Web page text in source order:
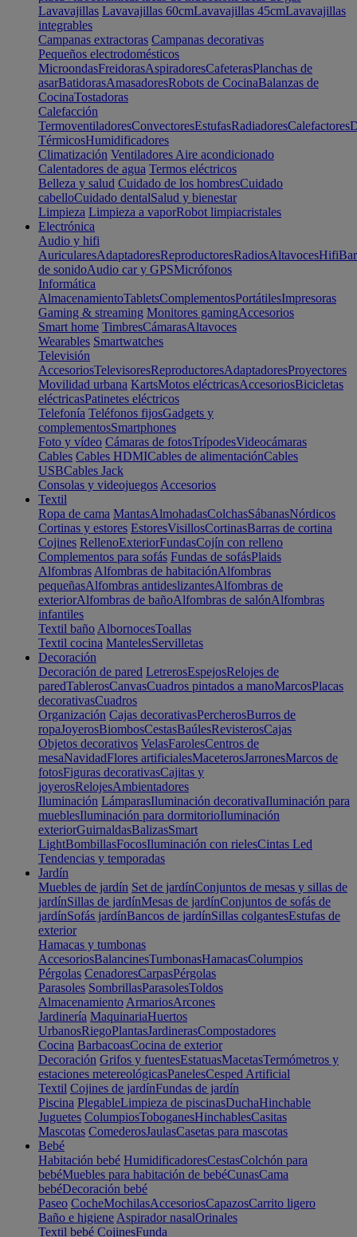
Lavavajillas Lavavajillas 60cmLavavajillas 45cmLavavajillas
integrables
Campanas extractoras Campanas decorativas
Pequeños electrodomésticos
MicroondasFreidorasAspiradoresCafeterasPlanchas de
asarBatidorasAmasadoresRobots de CocinaBalanzas de
CocinaTostadoras
Calefacción
TermoventiladoresConvectoresEstufasRadiadoresCalefactores
TérmicosHumidificadores
Climatización Ventiladores Aire acondicionado
Calentadores de agua Termos eléctricos
Belleza y salud Cuidado de los hombresCuidado
cabelloCuidado dentalSalud y bienestar
Limpieza Limpieza a vaporRobot limpiacristales
Electrónica
Audio y hifi
AuricularesAdaptadoresReproductoresRadiosAltavocesHifi
de sonidoAudio car y GPSMicrófonos
Informática
AlmacenamientoTabletsComplementosPortátilesImpresoras
Gaming & streaming Monitores gamingAccesorios
Smart home TimbresCámarasAltavoces
Wearables Smartwatches
Televisión
AccesoriosTelevisoresReproductoresAdaptadoresProyectores
Movilidad urbana KartsMotos eléctricasAccesoriosBicicletas
eléctricasPatinetes eléctricos
Telefonía Teléfonos fijosGadgets y
complementosSmartphones
Foto y vídeo Cámaras de fotosTrípodesVideocámaras
Cables Cables HDMICables de alimentaciónCables
USBCables Jack
Consolas y videojuegos Accesorios
Textil
Ropa de cama MantasAlmohadasColchasSábanasNórdicos
Cortinas y estores EstoresVisillosCortinasBarras de cortina
Cojines RellenoExteriorFundasCojín con relleno
Complementos para sofás Fundas de sofásPlaids
Alfombras Alfombras de habitaciónAlfombras
pequeñasAlfombras antideslizantesAlfombras de
exteriorAlfombras de bañoAlfombras de salónAlfombras
infantiles
Textil baño AlbornocesToallas
Textil cocina MantelesServilletas
Decoración
Decoración de pared LetrerosEspejosRelojes de
paredTablerosCanvasCuadros pintados a manoMarcosPlacas
decorativasCuadros
Organización Cajas decorativasPercherosBurros de
ropaJoyerosBiombosCestasBaúlesRevisterosCajas
Objetos decorativos VelasFarolesCentros de
mesaNavidadFlores artificialesMaceterosJarronesMarcos de
fotosFiguras decorativasCajitas y
joyerosRelojesAmbientadores
Iluminación LámparasIluminación decorativaIluminación para
mueblesIluminación para dormitorioIluminación
exteriorGuirnaldasBalizasSmart
LightBombillasFocosIluminación con rielesCintas Led
Tendencias y temporadas
Jardín
Muebles de jardín Set de jardínConjuntos de mesas y sillas de
jardínSillas de jardínMesas de jardínConjuntos de sofás de
jardínSofás jardínBancos de jardínSillas colgantesEstufas de
exterior
Hamacas y tumbonas
AccesoriosBalancinesTumbonasHamacasColumpios
Pérgolas CenadoresCarpasPérgolas
Parasoles SombrillasParasolesToldos
Almacenamiento ArmariosArcones
Jardinería MaquinariaHuertos
UrbanosRiegoPlantasJardinerasCompostadores
Cocina BarbacoasCocina de exterior
Decoración Grifos y fuentesEstatuasMacetasTermómetros y
estaciones metereológicasPanelesCesped Artificial
Textil Cojines de jardínFundas de jardín
Piscina PlegableLimpieza de piscinasDuchaHinchable
Juguetes ColumpiosToboganesHinchablesCasitas
Mascotas ComederosJaulasCasetas para mascotas
Bebé
Habitación bebé HumidificadoresCestasColchón para
bebéMuebles para habitación de bebéCunasCama
bebéDecoración bebé
Paseo CocheMochilasAccesoriosCapazosCarrito ligero
Baño e higiene Aspirador nasalOrinales
Textil bebé CojinesFunda